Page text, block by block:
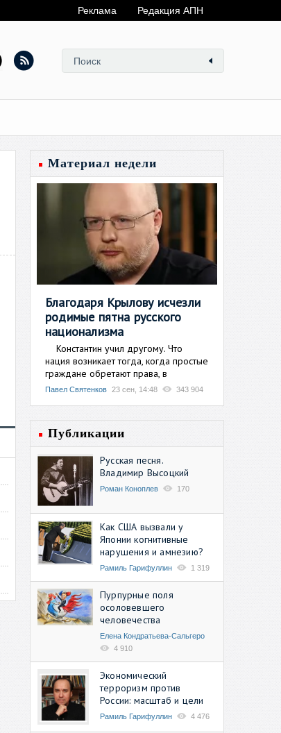
Реклама Редакция АПН
Материал недели
Благодаря Крылову исчезли
родимые пятна русского
национализма
Константин учил другому. Что
нация возникает тогда, когда простые
граждане обретают права, в
Павел Святенков 23 сен, 14:48 343 904
Публикации
Русская песня.
Владимир Высоцкий
Роман Коноплев 170
Как США вызвали у
Японии когнитивные
нарушения и амнезию?
Рамиль Гарифуллин 1 319
Пурпурные поля
осоловевшего
человечества
Елена Кондратьева-Сальгеро
4 910
Экономический
терроризм против
России: масштаб и цели
Рамиль Гарифуллин 4 476